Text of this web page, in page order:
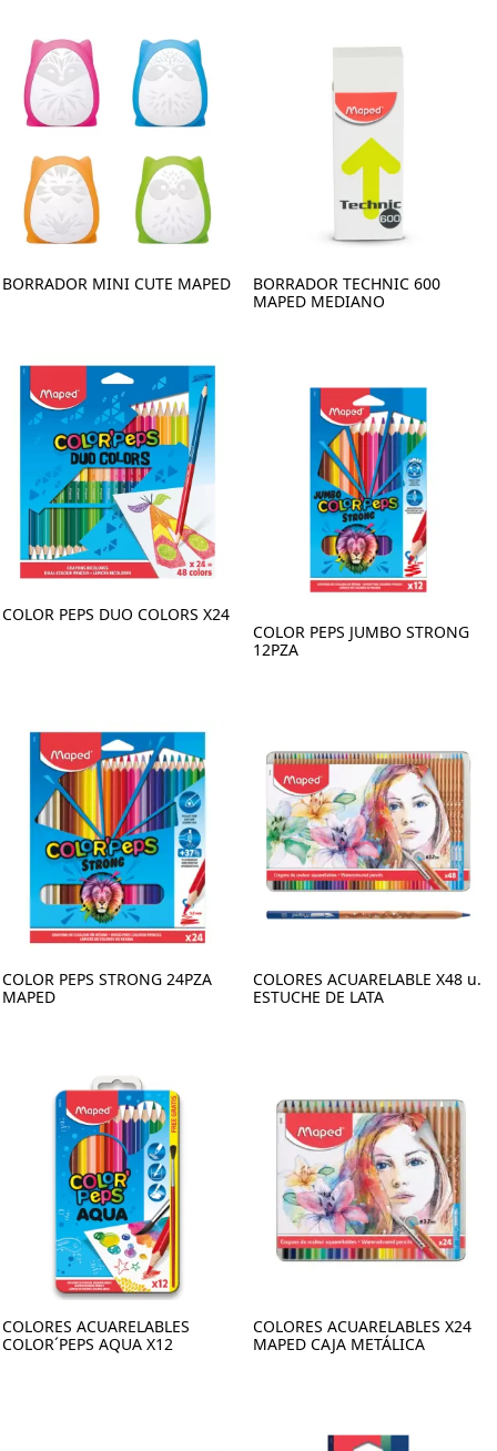
BORRADOR MINI CUTE MAPED
BORRADOR TECHNIC 600
MAPED MEDIANO
COLOR PEPS DUO COLORS X24
COLOR PEPS JUMBO STRONG
12PZA
COLOR PEPS STRONG 24PZA
MAPED
COLORES ACUARELABLE X48 u.
ESTUCHE DE LATA
COLORES ACUARELABLES
COLOR´PEPS AQUA X12
COLORES ACUARELABLES X24
MAPED CAJA METÁLICA